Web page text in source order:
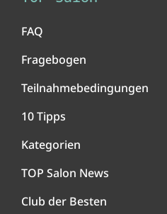
FAQ
Fragebogen
Teilnahmebedingungen
10 Tipps
Kategorien
TOP Salon News
Club der Besten